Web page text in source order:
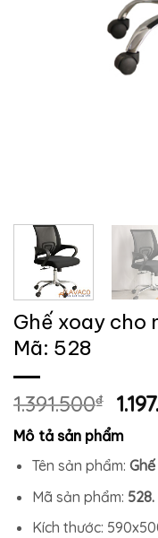
Ghế xoay cho
Mã: 528
1.391.500₫
Giá
là:
Mô tả sản phẩm
Tên sản phẩm:
Mã sản phẩm: 528.
Kích thước: